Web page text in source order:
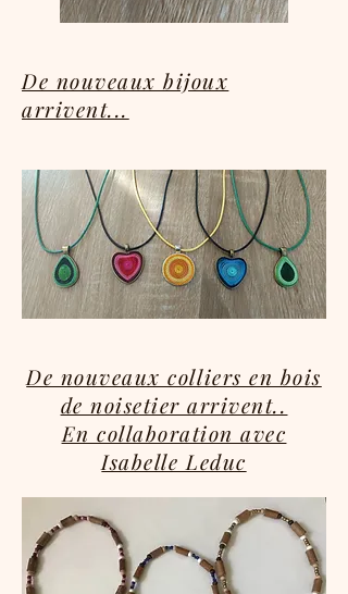
De nouveaux bijoux
arrivent...
De nouveaux colliers en bois
de noisetier arrivent..
En collaboration avec
Isabelle Leduc